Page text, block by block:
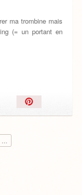
ma trombine mais
(= un portant en
Épingler!
…